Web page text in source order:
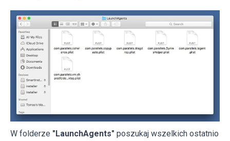
W folderze "LaunchAgents" poszukaj wszelkich ostatnio